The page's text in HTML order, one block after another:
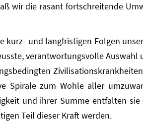
wir die rasant fortschreitende
kurz- und langfristigen Folgen
verantwortungsvolle
Spirale zum Wohle aller
und ihrer Summe entfalten sie
Teil dieser Kraft werden.